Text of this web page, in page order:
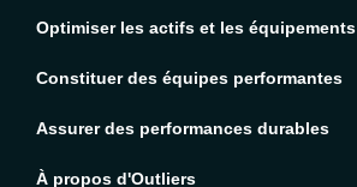
Optimiser les actifs et les équipements
Constituer des équipes performantes
Assurer des performances durables
À propos d'Outliers